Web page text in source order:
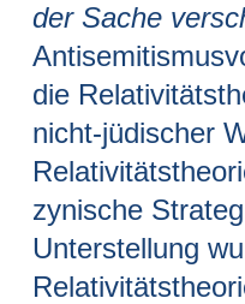
der Sache
die
nicht-jüdischer
zynische
Unterstellung